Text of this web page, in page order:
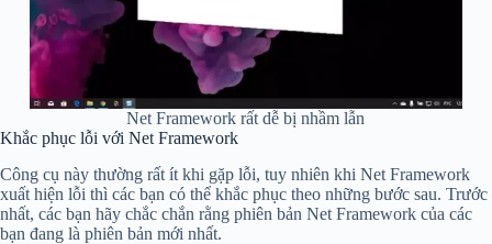
Net Framework rất dễ bị nhầm lẫn
Khắc phục lỗi với Net Framework
Công cụ này thường rất ít khi gặp lỗi, tuy nhiên khi Net Framework
xuất hiện lỗi thì các bạn có thể khắc phục theo những bước sau. Trước
nhất, các bạn hãy chắc chắn rằng phiên bản Net Framework của các
bạn đang là phiên bản mới nhất.